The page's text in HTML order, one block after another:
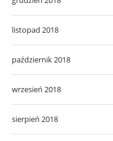
listopad 2018
październik 2018
wrzesień 2018
sierpień 2018